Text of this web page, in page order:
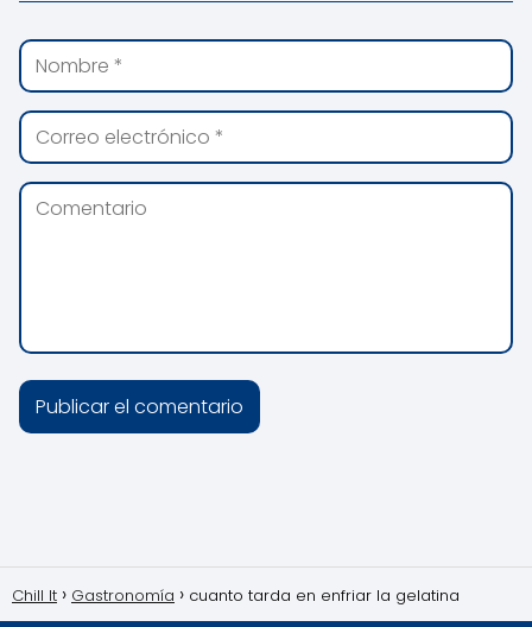
Chill It Gastronomía cuanto tarda en enfriar la gelatina